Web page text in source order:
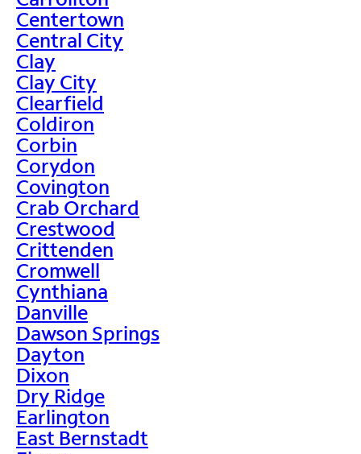
Centertown
Central City
Clay
Clay City
Clearfield
Coldiron
Corbin
Corydon
Covington
Crab Orchard
Crestwood
Crittenden
Cromwell
Cynthiana
Danville
Dawson Springs
Dayton
Dixon
Dry Ridge
Earlington
East Bernstadt